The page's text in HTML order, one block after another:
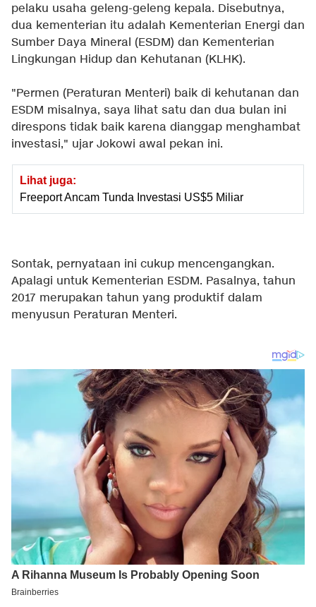
pelaku usaha geleng-geleng kepala. Disebutnya,
dua kementerian itu adalah Kementerian Energi dan
Sumber Daya Mineral (ESDM) dan Kementerian
Lingkungan Hidup dan Kehutanan (KLHK).
"Permen (Peraturan Menteri) baik di kehutanan dan
ESDM misalnya, saya lihat satu dan dua bulan ini
direspons tidak baik karena dianggap menghambat
investasi," ujar Jokowi awal pekan ini.
Lihat juga:
Freeport Ancam Tunda Investasi US$5 Miliar
Sontak, pernyataan ini cukup mencengangkan.
Apalagi untuk Kementerian ESDM. Pasalnya, tahun
2017 merupakan tahun yang produktif dalam
menyusun Peraturan Menteri.